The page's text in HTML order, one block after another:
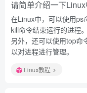
请简单介绍一下
在Linux中，可以使用ps
kill命令结束运行的进程。
另外，还可以使用top命
以对进程进行管理。
Linux教程